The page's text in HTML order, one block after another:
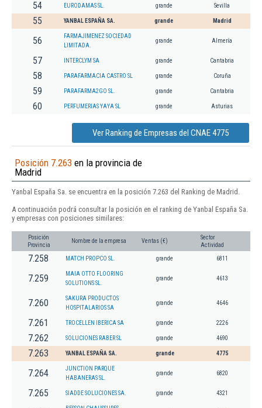
54 EURODAMAS SL. grande Sevilla
55 YANBAL ESPAÑA SA. grande Madrid
56
FARMAJIMENEZ SOCIEDAD
LIMITADA.
grande Almería
57 INTERCLYM SA grande Cantabria
58 PARAFARMACIA CASTRO SL grande Coruña
59 PARAFARMA2GO SL. grande Cantabria
60 PERFUMERIAS YAYA SL grande Asturias
Ver Ranking de Empresas del CNAE 4775
Posición 7.263 en la provincia de
Madrid
Yanbal España Sa. se encuentra en la posición 7.263 del Ranking de Madrid.
A continuación podrá consultar la posición en el ranking de Yanbal España Sa.
y empresas con posiciones similares:
Posición
Provincia
Nombre de la empresa Ventas (€)
Sector
Actividad
7.258 MATCH PROPCO SL. grande 6811
7.259
MAIA OTTO FLOORING
SOLUTIONS SL.
grande 4613
7.260
SAKURA PRODUCTOS
HOSPITALARIOS SA
grande 4646
7.261 TROCELLEN IBERICA SA grande 2226
7.262 SOLUCIONES RABER SL grande 4690
7.263 YANBAL ESPAÑA SA. grande 4775
7.264
JUNCTION PARQUE
HABANERAS SL.
grande 6820
7.265 SIADDE SOLUCIONES SA. grande 4321